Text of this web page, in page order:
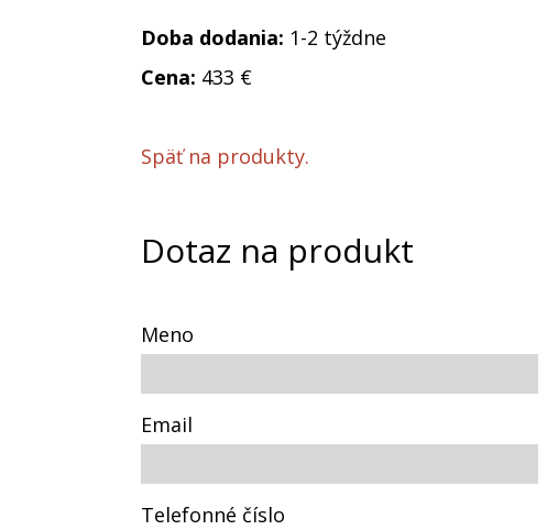
Doba dodania: 1-2 týždne
Cena: 433 €
Späť na produkty.
Dotaz na produkt
Meno
Email
Telefonné číslo